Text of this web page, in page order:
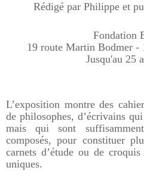
Rédigé par Philippe et
Fondation
19 route Martin Bodmer -
Jusqu'au 25
L’exposition montre des
de philosophes, d’écrivains
mais qui sont
composés, pour constituer
carnets d’étude ou de
uniques.